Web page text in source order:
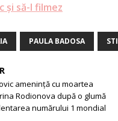
și să-l filmez
PAULA BADOSA
amenință cu moartea
Rodionova după o glumă
numărului 1 mondial